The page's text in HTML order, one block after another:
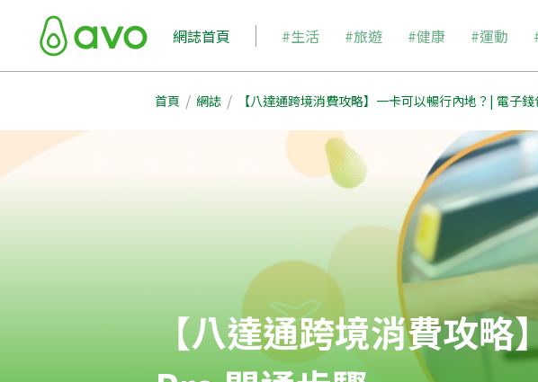
網誌首頁 #生活 #旅遊 #健康 #運動
首頁 / 網誌 / 【八達通跨境消費攻略】一卡可以暢行內地？| 電子
【八達通跨境消費攻